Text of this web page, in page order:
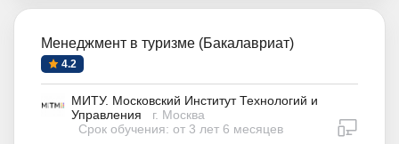
Менеджмент в туризме (Бакалавриат)
4.2
МИТУ. Московский Институт Технологий и
Управления
г. Москва
Срок обучения: от 3 лет 6 месяцев